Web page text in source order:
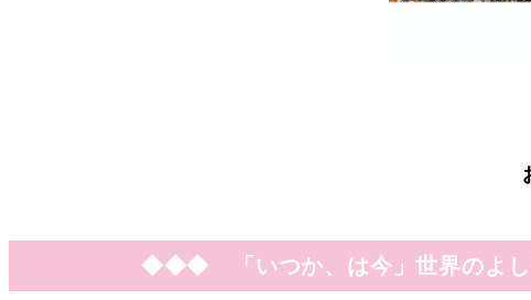
◆◆◆ 「いつか、は今」世界のよし